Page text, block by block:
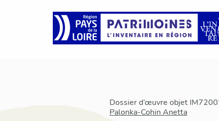
Dossier d’œuvre objet
Palonka-Cohin Anetta